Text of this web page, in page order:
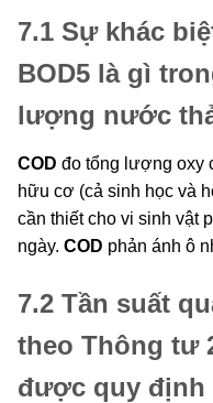
7.1 Sự khác
BOD5 là gì
lượng nước
COD đo tổng lượng oxy
hữu cơ (cả sinh học và
cần thiết cho vi sinh vật
ngày. COD phản ánh ô
7.2 Tần suất
theo Thông tư
được quy định